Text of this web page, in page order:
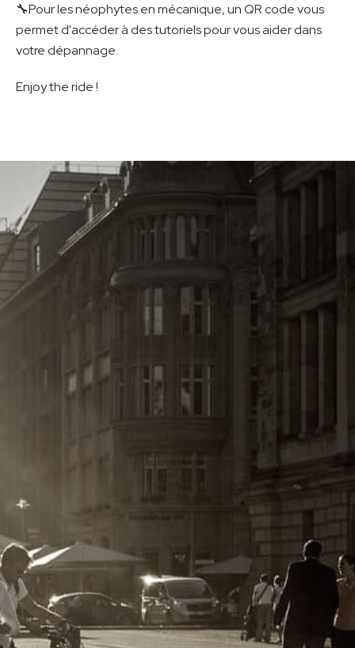
🔧Pour les néophytes en mécanique, un QR code vous
permet d'accéder à des tutoriels pour vous aider dans
votre dépannage.
Enjoy the ride !